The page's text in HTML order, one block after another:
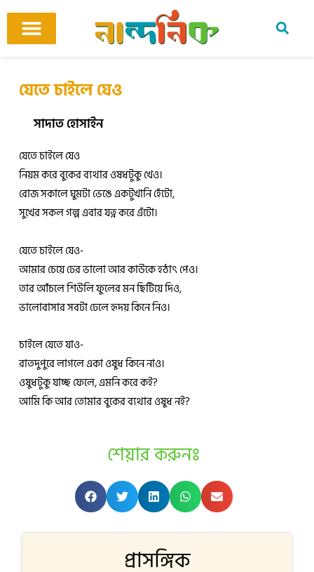
content
যেতে চাইলে যেও
সাদাত হোসাইন
যেতে চাইলে যেও
নিয়ম করে বুকের ব্যথার ওষধটুকু খেও।
রোজ সকালে ঘুমটা ভেঙে একটুখানি হেঁটো,
সুখের সকল গল্প এবার যত্ন করে এঁটো।
যেতে চাইলে যেও-
আমার চেয়ে ঢের ভালো আর কাউকে হঠাৎ পেও।
তার আঁচলে শিউলি ফুলের মন ছিটিয়ে দিও,
ভালোবাসার সবটা ঢেলে হৃদয় কিনে নিও।
চাইলে যেতে যাও-
রাতদুপুরে লাগলে একা ওষুধ কিনে নাও।
ওষুধটুকু যাচ্ছ ফেলে, এমনি করে কই?
আমি কি আর তোমার বুকের ব্যথার ওষুধ নই?
শেয়ার করুনঃ
প্রাসঙ্গিক